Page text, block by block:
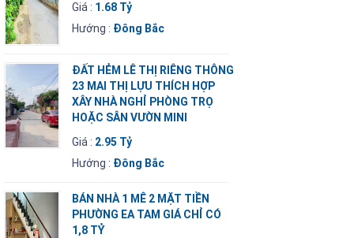
Giá : 1.68 Tỷ
Hướng : Đông Bắc
ĐẤT HẺM LÊ THỊ RIÊNG THÔNG
23 MAI THỊ LỰU THÍCH HỢP
XÂY NHÀ NGHỈ PHÒNG TRỌ
HOẶC SÂN VƯỜN MINI
Giá : 2.95 Tỷ
Hướng : Đông Bắc
BÁN NHÀ 1 MÊ 2 MẶT TIỀN
PHƯỜNG EA TAM GIÁ CHỈ CÓ
1,8 TỶ